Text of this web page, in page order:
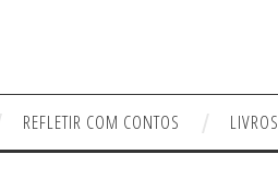
REFLETIR COM CONTOS LIVROS